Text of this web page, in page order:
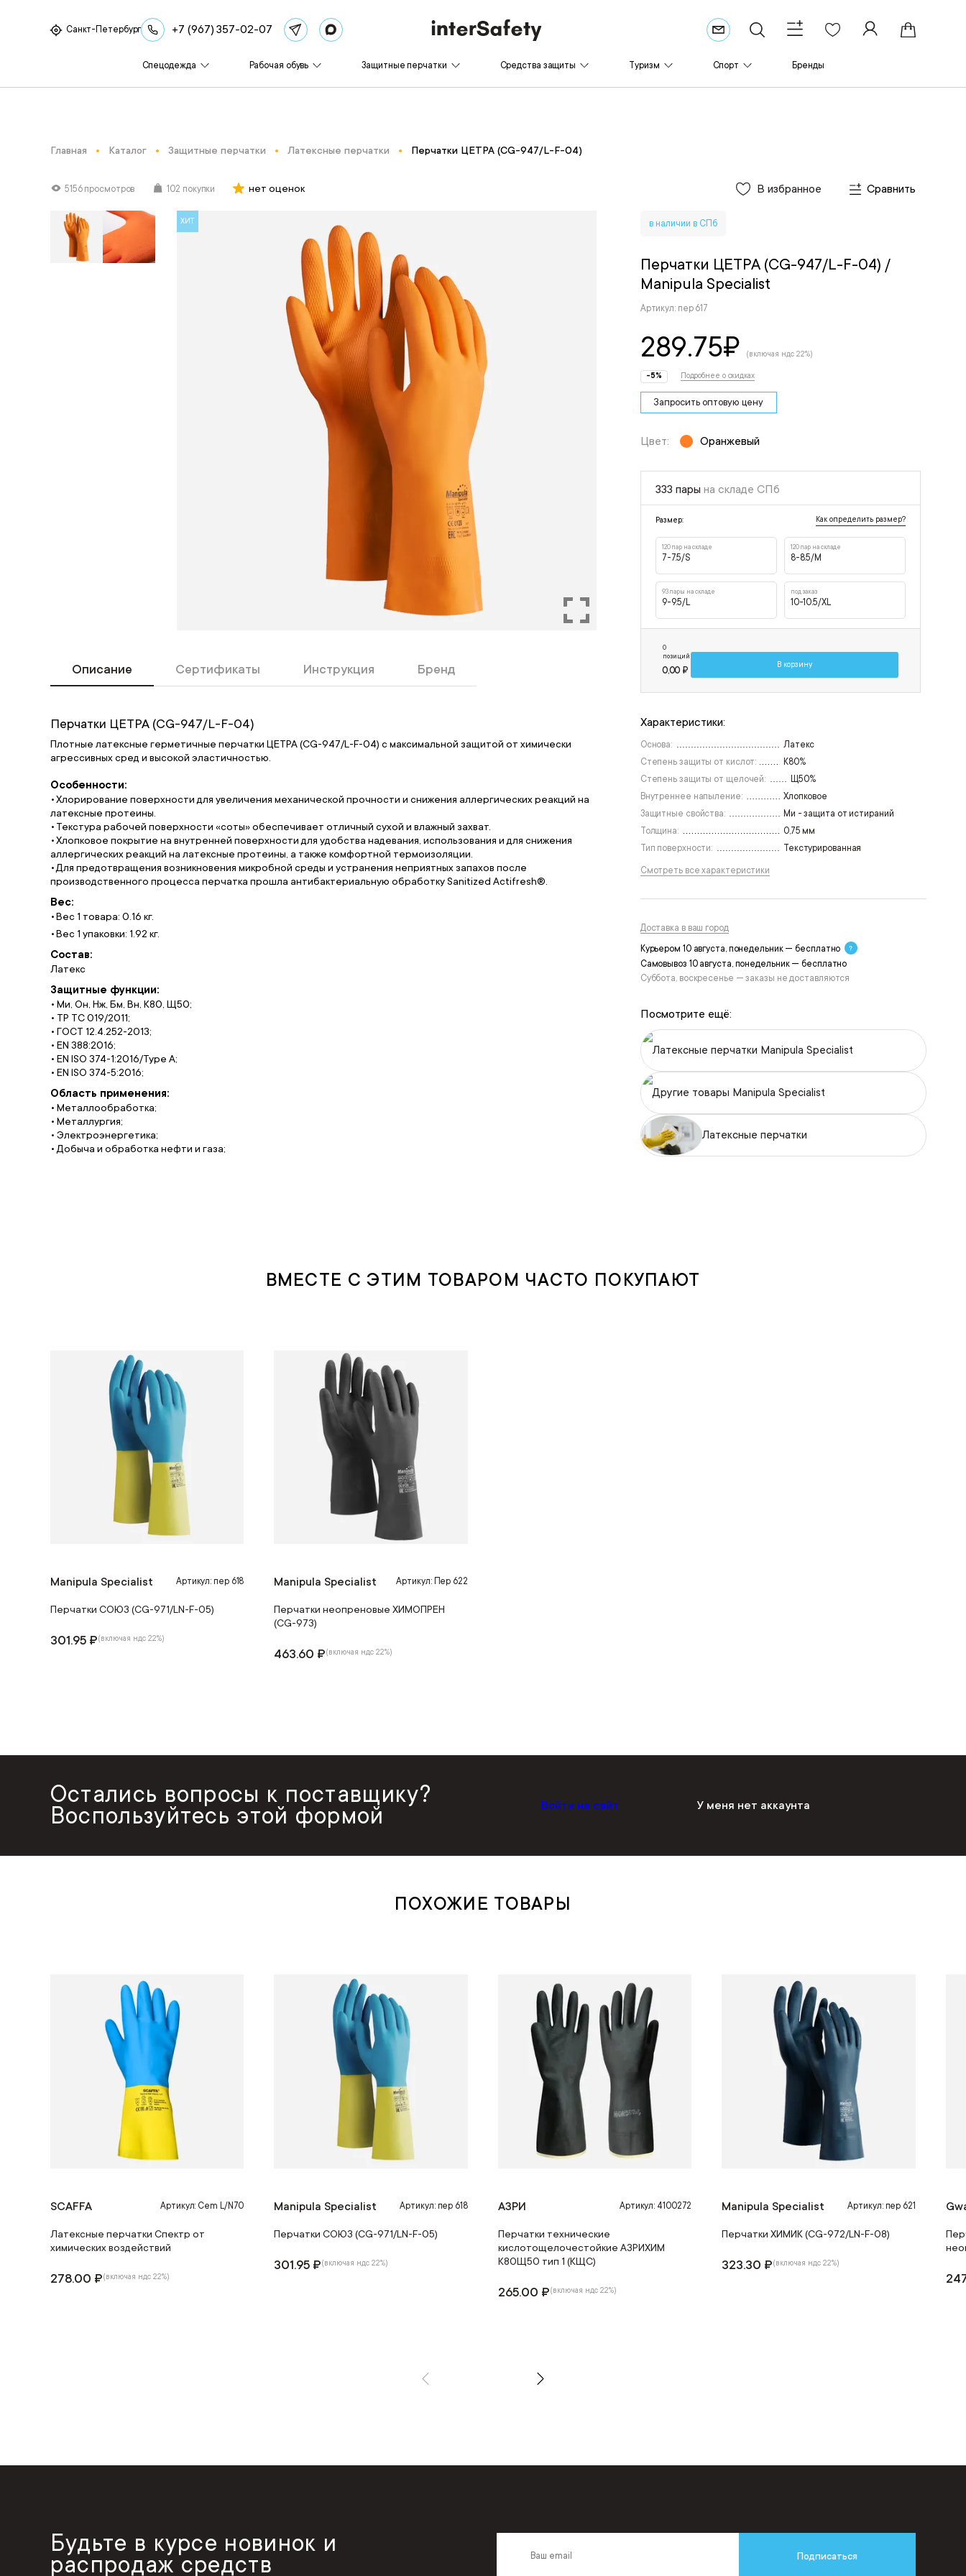
Санкт-Петербург +7 (967) 357-02-07
Спецодежда Рабочая обувь Защитные перчатки Средства защиты Туризм Спорт Бренды
Главная Каталог Защитные перчатки Латексные перчатки Перчатки ЦЕТРА (CG-947/L-F-04)
5156 просмотров 102 покупки нет оценок В избранное Сравнить
ХИТ
Описание Сертификаты Инструкция Бренд
Перчатки ЦЕТРА (CG-947/L-F-04)
Плотные латексные герметичные перчатки ЦЕТРА (CG-947/L-F-04) с максимальной защитой от химически
агрессивных сред и высокой эластичностью.
Особенности:
Хлорирование поверхности для увеличения механической прочности и снижения аллергических реакций на
латексные протеины.
Текстура рабочей поверхности «соты» обеспечивает отличный сухой и влажный захват.
Хлопковое покрытие на внутренней поверхности для удобства надевания, использования и для снижения
аллергических реакций на латексные протеины, а также комфортной термоизоляции.
Для предотвращения возникновения микробной среды и устранения неприятных запахов после
производственного процесса перчатка прошла антибактериальную обработку Sanitized Actifresh®.
Вес:
Вес 1 товара: 0.16 кг.
Вес 1 упаковки: 1.92 кг.
Состав:
Латекс
Защитные функции:
• Ми, Он, Нж, Бм, Вн, К80, Щ50;
• ТР ТС 019/2011;
• ГОСТ 12.4.252-2013;
• EN 388:2016;
• EN ISO 374-1:2016/Type A;
• EN ISO 374-5:2016;
Область применения:
• Металлообработка;
• Металлургия;
• Электроэнергетика;
• Добыча и обработка нефти и газа;
в наличии в СПб
Перчатки ЦЕТРА (CG-947/L-F-04) /
Manipula Specialist
Артикул: пер 617
289.75₽ (включая ндс 22%)
-5% Подробнее о скидках
Запросить оптовую цену
Цвет: Оранжевый
333 пары на складе СПб
Размер: Как определить размер?
120 пар на складе
7-7.5/S
120 пар на складе
8-8.5/M
93 пары на складе
9-9.5/L
под заказ
10-10.5/XL
0
позиций
0,00 ₽
В корзину
Характеристики:
Основа:
Латекс
Степень защиты от кислот:
К80%
Степень защиты от щелочей:
Щ50%
Внутреннее напыление:
Хлопковое
Защитные свойства:
Ми - защита от истираний
Толщина:
0,75 мм
Тип поверхности:
Текстурированная
Смотреть все характеристики
Доставка в ваш город
Курьером 10 августа, понедельник — бесплатно
Самовывоз 10 августа, понедельник — бесплатно
Суббота, воскресенье — заказы не доставляются
Посмотрите ещё:
Латексные перчатки Manipula Specialist
Другие товары Manipula Specialist
Латексные перчатки
ВМЕСТЕ С ЭТИМ ТОВАРОМ ЧАСТО ПОКУПАЮТ
Manipula Specialist Артикул: пер 618
Перчатки СОЮЗ (CG-971/LN-F-05)
301.95 ₽(включая ндс 22%)
Manipula Specialist Артикул: Пер 622
Перчатки неопреновые ХИМОПРЕН
(CG-973)
463.60 ₽(включая ндс 22%)
Остались вопросы к поставщику?
Воспользуйтесь этой формой
Войти на сайт У меня нет аккаунта
ПОХОЖИЕ ТОВАРЫ
SCAFFA Артикул: Cem L/N70
Латексные перчатки Спектр от
химических воздействий
278.00 ₽(включая ндс 22%)
Manipula Specialist Артикул: пер 618
Перчатки СОЮЗ (CG-971/LN-F-05)
301.95 ₽(включая ндс 22%)
АЗРИ Артикул: 4100272
Перчатки технические
кислотощелочестойкие АЗРИХИМ
К80Щ50 тип 1 (КЩС)
265.00 ₽(включая ндс 22%)
Manipula Specialist Артикул: пер 621
Перчатки ХИМИК (CG-972/LN-F-08)
323.30 ₽(включая ндс 22%)
Будьте в курсе новинок и
распродаж средств
Подписаться